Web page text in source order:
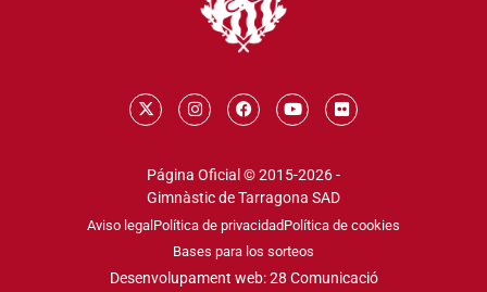
Página Oficial © 2015-2026 -
Gimnàstic de Tarragona SAD
Aviso legalPolítica de privacidadPolítica de cookies
Bases para los sorteos
Desenvolupament web: 28 Comunicació